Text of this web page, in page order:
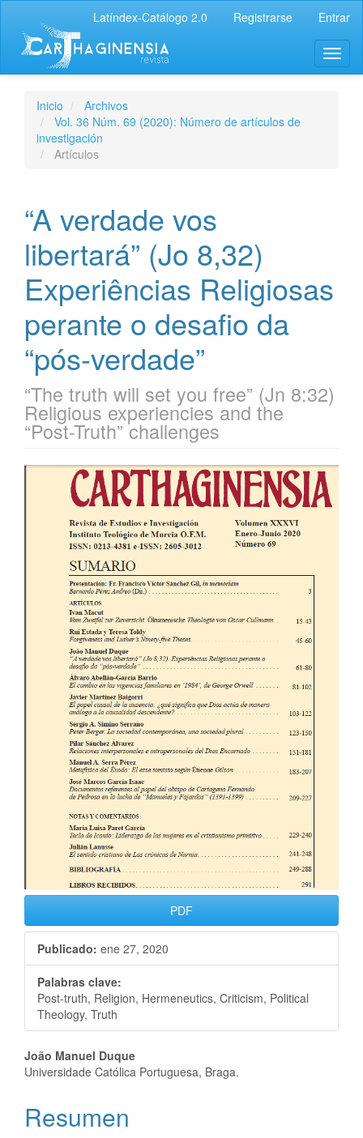
Latíndex-Catálogo 2.0 Registrarse Entrar
Inicio
Archivos
Vol. 36 Núm. 69 (2020): Número de artículos de
investigación
Artículos
“A verdade vos
libertará” (Jo 8,32)
Experiências Religiosas
perante o desafio da
“pós-verdade”
“The truth will set you free” (Jn 8:32)
Religious experiencies and the
“Post-Truth” challenges
PDF
Publicado: ene 27, 2020
Palabras clave:
Post-truth, Religion, Hermeneutics, Criticism, Political
Theology, Truth
João Manuel Duque
Universidade Católica Portuguesa, Braga.
Resumen